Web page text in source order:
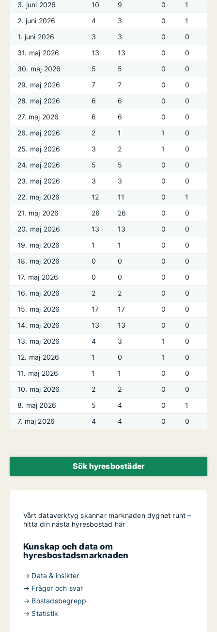
3. juni 2026
10 9 0
1
2. juni 2026
4 3 0
1
1. juni 2026
3 3 0
0
31. maj 2026
13 13 0
0
30. maj 2026
5 5 0
0
29. maj 2026
7 7 0
0
28. maj 2026
6 6 0
0
27. maj 2026
6 6 0
0
26. maj 2026
2 1 1
0
25. maj 2026
3 2 1
0
24. maj 2026
5 5 0
0
23. maj 2026
3 3 0
0
22. maj 2026
12 11 0
1
21. maj 2026
26 26 0
0
20. maj 2026
13 13 0
0
19. maj 2026
1 1 0
0
18. maj 2026
0 0 0
0
17. maj 2026
0 0 0
0
16. maj 2026
2 2 0
0
15. maj 2026
17 17 0
0
14. maj 2026
13 13 0
0
13. maj 2026
4 3 1
0
12. maj 2026
1 0 1
0
11. maj 2026
1 1 0
0
10. maj 2026
2 2 0
0
8. maj 2026
5 4 0
1
7. maj 2026
4 4 0 0
Sök hyresbostäder
Vårt dataverktyg skannar marknaden dygnet runt –
hitta din nästa hyresbostad här
Kunskap och data om
hyresbostadsmarknaden
→ Data & insikter
→ Frågor och svar
→ Bostadsbegrepp
→ Statistik